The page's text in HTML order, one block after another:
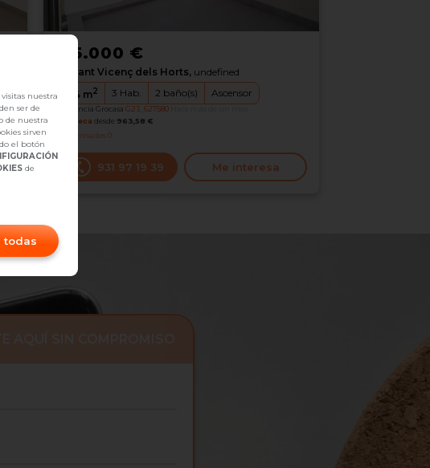
315.000 €
Sant Vicenç dels Horts, undefined
104m2 3 Hab. 2 baño(s) Ascensor
Referencia Grocasa G23_627580
Hipoteca desde 963,58 €
Interesados0
931 97 19 39 Me interesa
nuestra
ser de
de nuestra
sirven
el botón
de
todas